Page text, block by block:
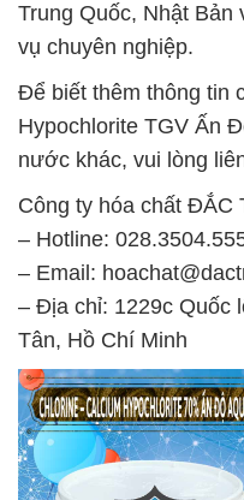
Trung Quốc, Nhật
vụ chuyên nghiệp.
Để biết thêm thông tin
Hypochlorite TGV Ấn
nước khác, vui lòng
Công ty hóa chất ĐẮC
– Hotline:
– Email:
– Địa chỉ: 1229c Quốc
Tân, Hồ Chí Minh